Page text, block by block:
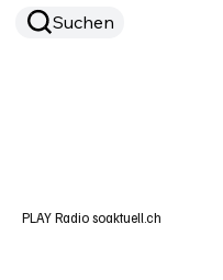
Suchen
PLAY Radio soaktuell.ch